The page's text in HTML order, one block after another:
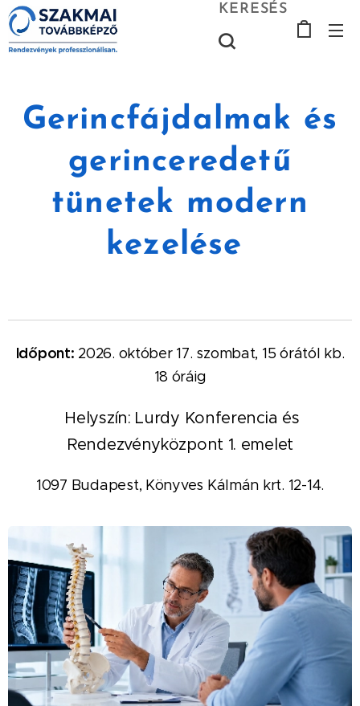
KERESÉS
Gerincfájdalmak és
gerinceredetű
tünetek modern
kezelése
Időpont: 2026. október 17. szombat, 15 órától kb.
18 óráig
Helyszín: Lurdy Konferencia és
Rendezvényközpont 1. emelet
1097 Budapest, Könyves Kálmán krt. 12-14.